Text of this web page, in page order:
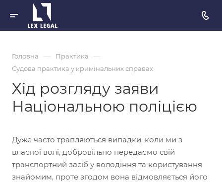
Головна — Практика —
Судова практика у кримінальних справах
Хід розгляду заяви
Національною поліцією
Дуже часто трапляються випадки, коли ми з
власної волі, добровільно передаємо свій
транспортний засіб у володіння та користування
знайомим, проте згодом вона відмовляється його